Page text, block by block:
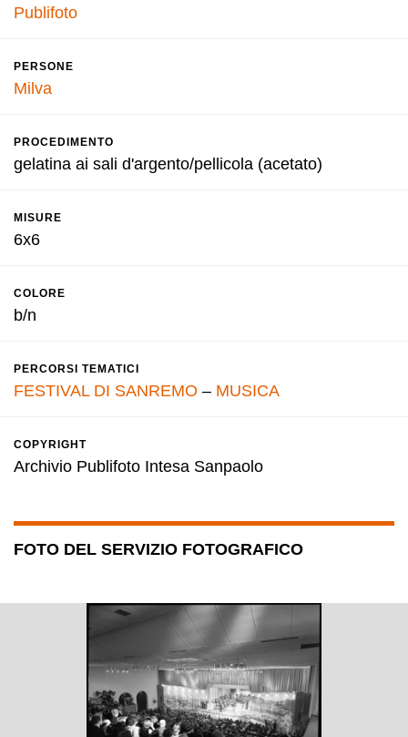
Publifoto
PERSONE
Milva
PROCEDIMENTO
gelatina ai sali d'argento/pellicola (acetato)
MISURE
6x6
COLORE
b/n
PERCORSI TEMATICI
FESTIVAL DI SANREMO – MUSICA
COPYRIGHT
Archivio Publifoto Intesa Sanpaolo
FOTO DEL SERVIZIO FOTOGRAFICO